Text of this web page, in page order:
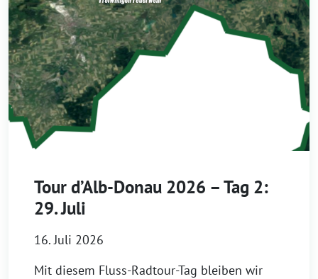
Tour d’Alb-Donau 2026 – Tag 2:
29. Juli
16. Juli 2026
Mit diesem Fluss-Radtour-Tag bleiben wir